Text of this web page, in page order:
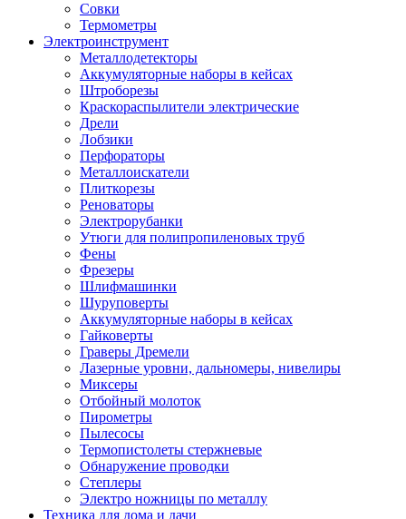
Совки
Термометры
Электроинструмент
Металлодетекторы
Аккумуляторные наборы в кейсах
Штроборезы
Краскораспылители электрические
Дрели
Лобзики
Перфораторы
Металлоискатели
Плиткорезы
Реноваторы
Электрорубанки
Утюги для полипропиленовых труб
Фены
Фрезеры
Шлифмашинки
Шуруповерты
Аккумуляторные наборы в кейсах
Гайковерты
Граверы Дремели
Лазерные уровни, дальномеры, нивелиры
Миксеры
Отбойный молоток
Пирометры
Пылесосы
Термопистолеты стержневые
Обнаружение проводки
Степлеры
Электро ножницы по металлу
Техника для дома и дачи